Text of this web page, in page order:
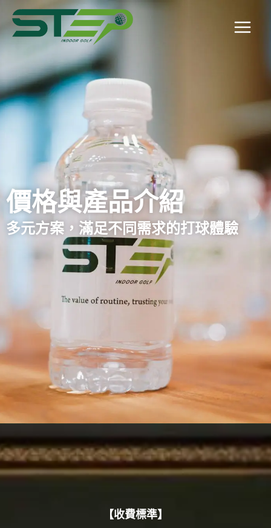
主
容
Menu
價格與產品介紹
多元方案，滿足不同需求的打球體驗
【收費標準】